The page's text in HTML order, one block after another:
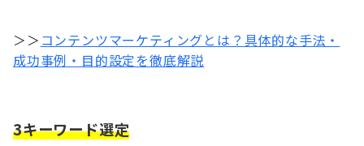
＞＞ コンテンツマーケティングとは？具体的な手法・
成功事例・目的設定を徹底解説
3キーワード選定